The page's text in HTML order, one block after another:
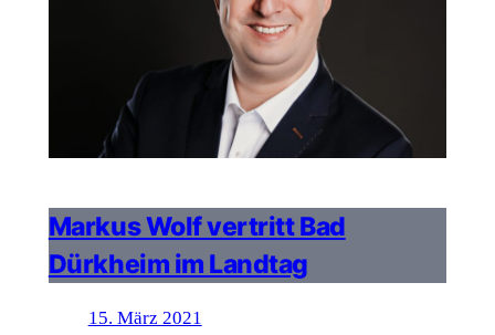
Markus Wolf vertritt Bad
Dürkheim im Landtag
15. März 2021